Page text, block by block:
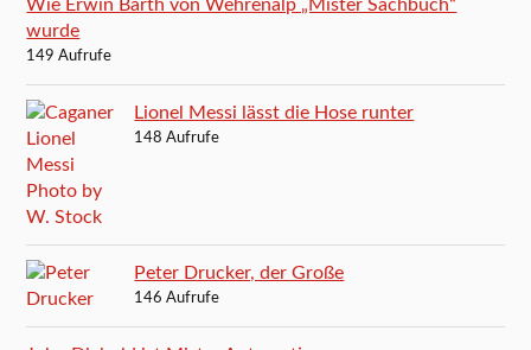
Wie Erwin Barth von Wehrenalp „Mister Sachbuch“
wurde
149 Aufrufe
Lionel Messi lässt die Hose runter
148 Aufrufe
Peter Drucker, der Große
146 Aufrufe